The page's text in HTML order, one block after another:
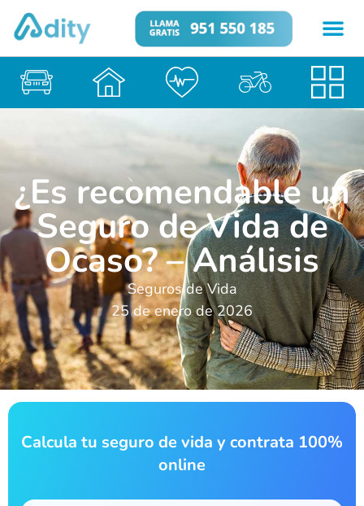
¿Es recomendable un
Seguro de Vida de
Ocaso? – Análisis
Seguros de Vida
25 de enero de 2026
Calcula tu seguro de vida y contrata 100%
online